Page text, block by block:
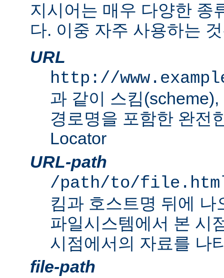
지시어는 매우 다양한 종
다. 이중 자주 사용하는
URL
http://
과 같이 스킴
경로명을 포함한 완전
Locator
URL-path
/path/to/
킴과 호스트명 뒤에
파일시스템에서 본 시
시점에서의 자료를 나
file-path